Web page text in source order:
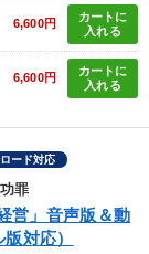
6,600円
カートに
入れる
6,600円
カートに
入れる
ード対応
罪
営」音声版＆動
対応）